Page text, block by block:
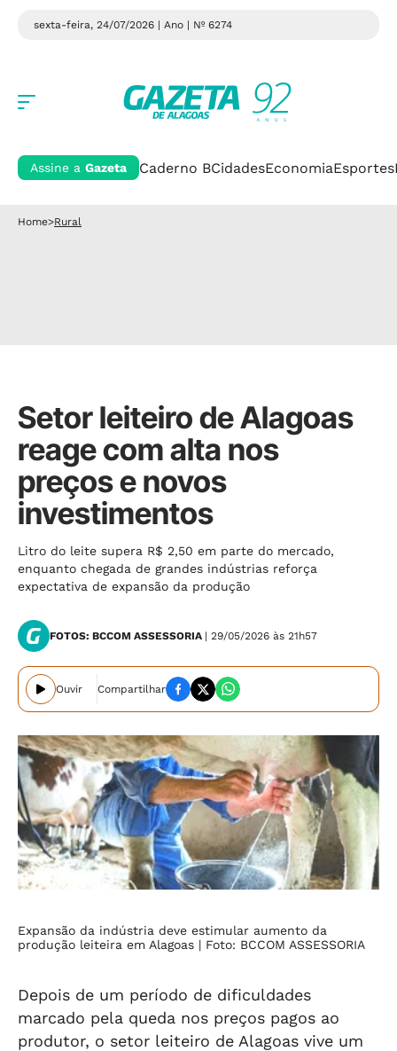
sexta-feira, 24/07/2026 | Ano | Nº 6274
Assine a Gazeta Caderno BCidadesEconomiaEsportes
Home>Rural
Setor leiteiro de Alagoas
reage com alta nos
preços e novos
investimentos
Litro do leite supera R$ 2,50 em parte do mercado,
enquanto chegada de grandes indústrias reforça
expectativa de expansão da produção
FOTOS: BCCOM ASSESSORIA | 29/05/2026 às 21h57
Ouvir Compartilhar
Expansão da indústria deve estimular aumento da
produção leiteira em Alagoas | Foto: BCCOM ASSESSORIA
Depois de um período de dificuldades
marcado pela queda nos preços pagos ao
produtor, o setor leiteiro de Alagoas vive um